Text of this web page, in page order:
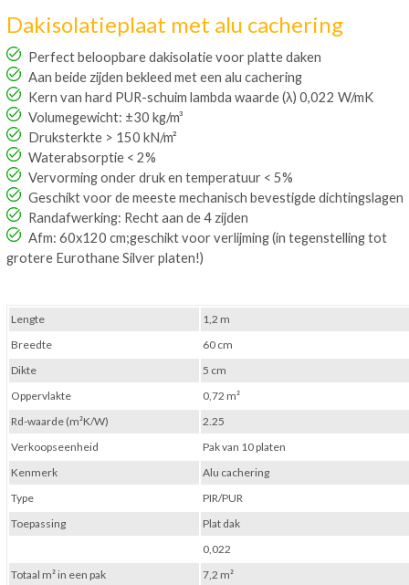
Dakisolatieplaat met alu cachering
Perfect beloopbare dakisolatie voor platte daken
Aan beide zijden bekleed met een alu cachering
Kern van hard PUR-schuim lambda waarde (λ) 0,022 W/mK
Volumegewicht: ±30 kg/m³
Druksterkte > 150 kN/m²
Waterabsorptie < 2%
Vervorming onder druk en temperatuur < 5%
Geschikt voor de meeste mechanisch bevestigde dichtingslagen
Randafwerking: Recht aan de 4 zijden
Afm: 60x120 cm;geschikt voor verlijming (in tegenstelling tot
grotere Eurothane Silver platen!)
Lengte
1,2 m
Breedte
60 cm
Dikte
5 cm
Oppervlakte
0,72 m²
Rd-waarde (m²K/W)
2.25
Verkoopseenheid
Pak van 10 platen
Kenmerk
Alu cachering
Type
PIR/PUR
Toepassing
Plat dak
0,022
Totaal m² in een pak
7,2 m²